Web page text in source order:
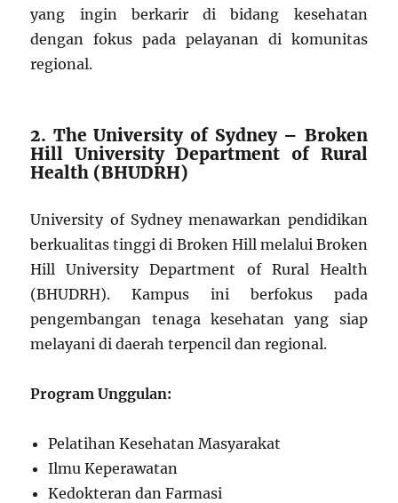
yang ingin berkarir di bidang kesehatan
dengan fokus pada pelayanan di komunitas
regional.
2. The University of Sydney – Broken
Hill University Department of Rural
Health (BHUDRH)
University of Sydney menawarkan pendidikan
berkualitas tinggi di Broken Hill melalui Broken
Hill University Department of Rural Health
(BHUDRH). Kampus ini berfokus pada
pengembangan tenaga kesehatan yang siap
melayani di daerah terpencil dan regional.
Program Unggulan:
Pelatihan Kesehatan Masyarakat
Ilmu Keperawatan
Kedokteran dan Farmasi